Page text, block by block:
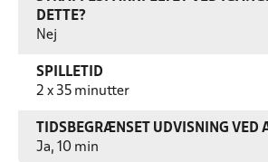
DETTE?
Nej
SPILLETID
2 x 35 minutter
TIDSBEGRÆNSET UDVISNING VED
Ja, 10 min